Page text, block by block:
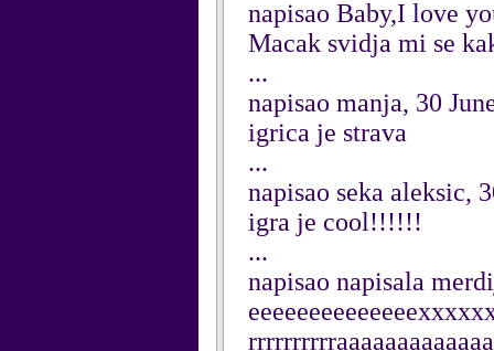
napisao Baby,I love
Macak svidja mi se
...
napisao manja, 30
igrica je strava
...
napisao seka aleksic,
igra je cool!!!!!!
...
napisao napisala